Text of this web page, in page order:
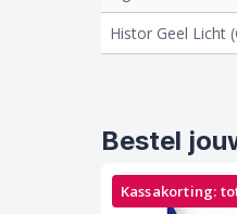
Histor Geel Licht
Bestel
Kassakorting: